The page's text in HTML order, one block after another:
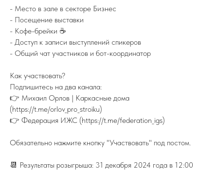
- Место в зале в секторе Бизнес
- Посещение выставки
- Кофе-брейки ☕️
- Доступ к записи выступлений спикеров
- Общий чат участников и бот-координатор
Как участвовать?
Подпишитесь на два канала:
👉 Михаил Орлов | Каркасные дома
(https://t.me/orlov_pro_stroiku)
👉 Федерация ИЖС (https://t.me/federation_igs)
Обязательно нажмите кнопку "Участвовать" под постом.
📆 Результаты розыгрыша: 31 декабря 2024 года в 12:00
8 (800) 77-00-180
federation@igsrus.ru
ООО "ФИЖС". ИНН 1660279424. 420097, Республика
Татарстан, город Казань, Центральная ул, д. 39, кв. 19.
TELEGRAM
Instagram — проект Meta Platforms Inc., деятельность которой